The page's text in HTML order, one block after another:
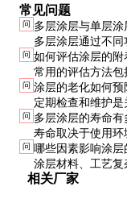
常见问题
问 多层涂层与单层涂
多层涂层通过不
而单层涂层通常只
优，但工艺复杂度
问 如何评估涂层的附
常用的评估方法
单易行，适合现场
环境。
问 涂层的老化如何预
定期检查和维护
温、高湿或强腐蚀
覆。
问 多层涂层的寿命有
寿命取决于使用
使用5-10年；在恶
著延长寿命。
问 哪些因素影响涂层
涂层材料、工艺
影响因素。高性能
相关厂家